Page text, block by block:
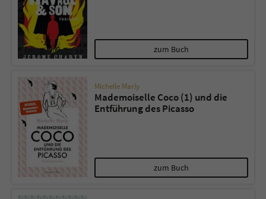
zum Buch
Michelle Marly
Mademoiselle Coco (1) und die
Entführung des Picasso
zum Buch